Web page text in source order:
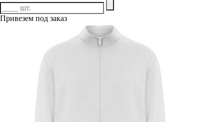
Привезем под заказ